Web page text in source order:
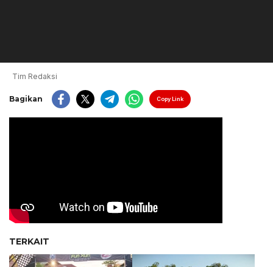
Tim Redaksi
Bagikan Copy Link
TERKAIT